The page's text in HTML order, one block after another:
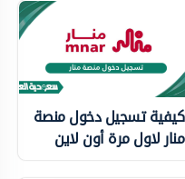
كيفية تسجيل دخول منصة
منار لاول مرة أون لاين